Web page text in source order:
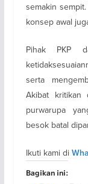
semakin
konsep awal
Pihak PKP
serta
Akibat kritikan
purwarupa
besok batal
Ikuti kami di
Bagikan ini: